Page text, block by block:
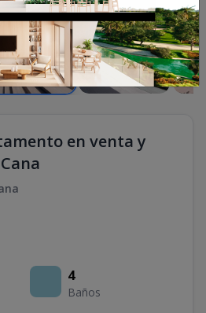
en venta y
4
Baños